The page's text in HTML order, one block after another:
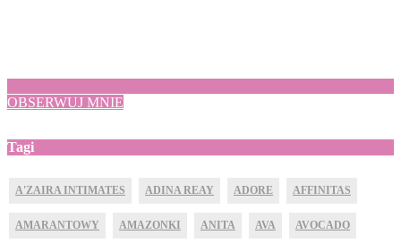
OBSERWUJ MNIE
Tagi
A'ZAIRA INTIMATES ADINA REAY ADORE AFFINITAS
AMARANTOWY AMAZONKI ANITA AVA AVOCADO